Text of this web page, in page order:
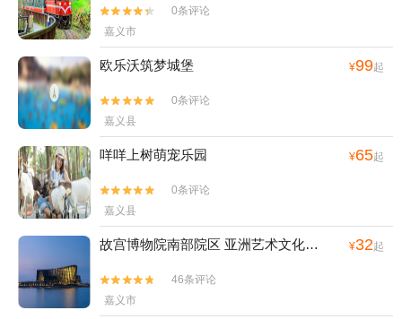


0条评论
嘉义市
欧乐沃筑梦城堡 ¥99起


0条评论
嘉义县
咩咩上树萌宠乐园 ¥65起


0条评论
嘉义县
故宫博物院南部院区 亚洲艺术文化博物馆 ¥32起


46条评论
嘉义市